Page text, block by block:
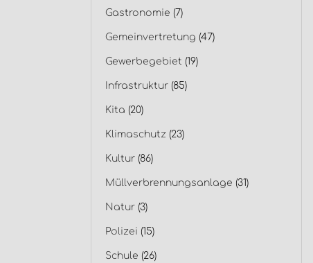
Gastronomie (7)
Gemeinvertretung (47)
Gewerbegebiet (19)
Infrastruktur(85)
Kita (20)
Klimaschutz (23)
Kultur(86)
Müllverbrennungsanlage (31)
Natur(3)
Polizei (15)
Schule (26)